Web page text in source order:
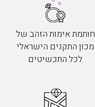
חותמת אימות הזהב של
מכון התקנים הישראלי
לכל התכשיטים